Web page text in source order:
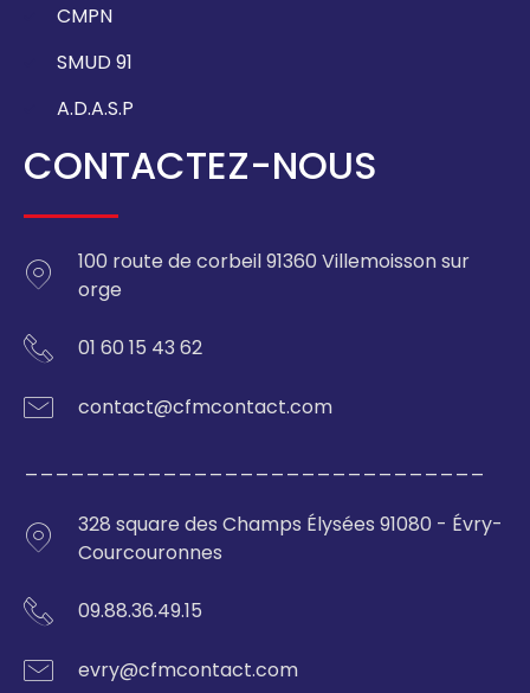
CMPN
SMUD 91
A.D.A.S.P
CONTACTEZ-NOUS
100 route de corbeil 91360 Villemoisson sur
orge
01 60 15 43 62
contact@cfmcontact.com
328 square des Champs Élysées 91080 - Évry-
Courcouronnes
09.88.36.49.15
evry@cfmcontact.com